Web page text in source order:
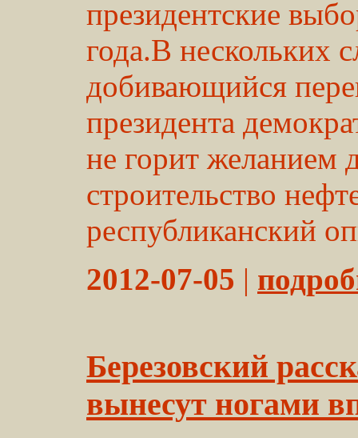
президентские
года.В нескольких
добивающийся
президента
не горит желанием
строительство
республиканский
2012-07-05 |
Березовский
вынесут ногами